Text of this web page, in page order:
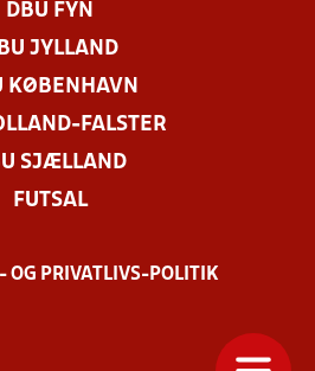
DBU FYN
JYLLAND
KØBENHAVN
FALSTER
SJÆLLAND
FUTSAL
OG PRIVATLIVS-POLITIK